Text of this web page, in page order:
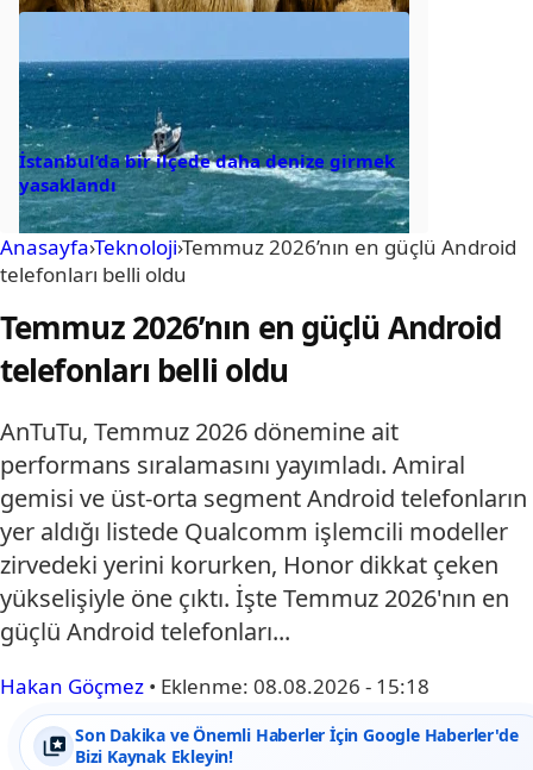
İstanbul’da bir ilçede daha denize girmek
yasaklandı
Anasayfa›Teknoloji›Temmuz 2026’nın en güçlü Android
telefonları belli oldu
Temmuz 2026’nın en güçlü Android
telefonları belli oldu
AnTuTu, Temmuz 2026 dönemine ait
performans sıralamasını yayımladı. Amiral
gemisi ve üst-orta segment Android telefonların
yer aldığı listede Qualcomm işlemcili modeller
zirvedeki yerini korurken, Honor dikkat çeken
yükselişiyle öne çıktı. İşte Temmuz 2026'nın en
güçlü Android telefonları...
Hakan Göçmez • Eklenme: 08.08.2026 - 15:18
Son Dakika ve Önemli Haberler İçin Google Haberler'de
Bizi Kaynak Ekleyin!